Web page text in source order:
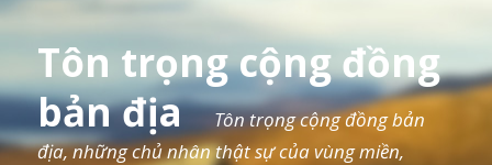
Tôn trọng cộng đồng
bản địa
Tôn trọng cộng đồng bản
địa, những chủ nhân thật sự của vùng miền,